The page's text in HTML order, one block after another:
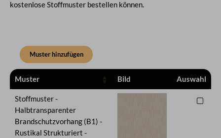
kostenlose Stoffmuster bestellen können.
Muster Bild Auswahl
Stoffmuster -
Halbtransparenter
Brandschutzvorhang (B1) -
Rustikal Strukturiert -